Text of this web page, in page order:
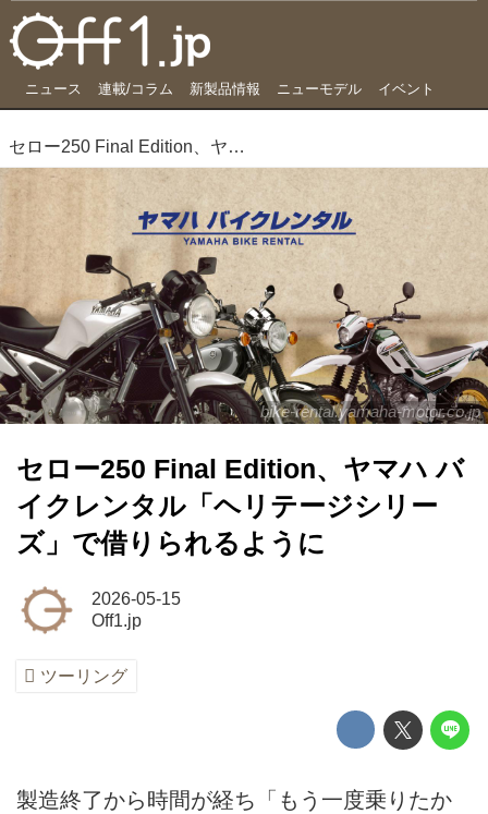
ニュース 連載/コラム 新製品情報 ニューモデル イベント
セロー250 Final Edition、ヤマハ バイクレンタル「ヘリテージシリーズ」で借りられるように
bike-rental.yamaha-motor.co.jp
セロー250 Final Edition、ヤマハ バ
イクレンタル「ヘリテージシリー
ズ」で借りられるように
2026-05-15
Off1.jp
ツーリング
製造終了から時間が経ち「もう一度乗りたか